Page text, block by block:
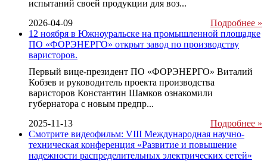
испытаний своей продукции для воз...
2026-04-09
Подробнее »
12 ноября в Южноуральске на промышленной площадке
ПО «ФОРЭНЕРГО» открыт завод по производству
варисторов.
Первый вице-президент ПО «ФОРЭНЕРГО» Виталий
Кобзев и руководитель проекта производства
варисторов Константин Шамков ознакомили
губернатора с новым предпр...
2025-11-13
Подробнее »
Смотрите видеофильм: VIII Международная научно-
техническая конференция «Развитие и повышение
надежности распределительных электрических сетей»